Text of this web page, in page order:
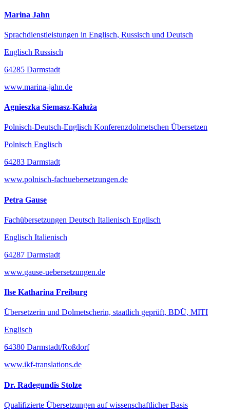
Marina Jahn
Sprachdienstleistungen in Englisch, Russisch und Deutsch
Englisch Russisch
64285 Darmstadt
www.marina-jahn.de
Agnieszka Siemasz-Kałuża
Polnisch-Deutsch-Englisch Konferenzdolmetschen Übersetzen
Polnisch Englisch
64283 Darmstadt
www.polnisch-fachuebersetzungen.de
Petra Gause
Fachübersetzungen Deutsch Italienisch Englisch
Englisch Italienisch
64287 Darmstadt
www.gause-uebersetzungen.de
Ilse Katharina Freiburg
Übersetzerin und Dolmetscherin, staatlich geprüft, BDÜ, MITI
Englisch
64380 Darmstadt/Roßdorf
www.ikf-translations.de
Dr. Radegundis Stolze
Qualifizierte Übersetzungen auf wissenschaftlicher Basis